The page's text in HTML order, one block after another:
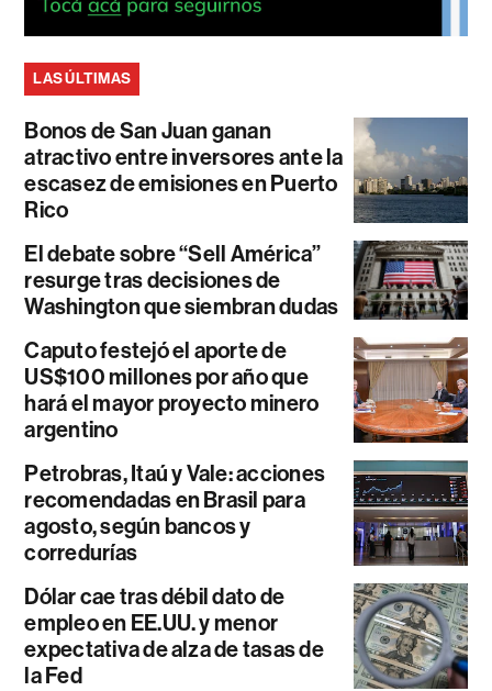
LAS ÚLTIMAS
Bonos de San Juan ganan
atractivo entre inversores ante la
escasez de emisiones en Puerto
Rico
El debate sobre “Sell América”
resurge tras decisiones de
Washington que siembran dudas
Caputo festejó el aporte de
US$100 millones por año que
hará el mayor proyecto minero
argentino
Petrobras, Itaú y Vale: acciones
recomendadas en Brasil para
agosto, según bancos y
corredurías
Dólar cae tras débil dato de
empleo en EE.UU. y menor
expectativa de alza de tasas de
la Fed